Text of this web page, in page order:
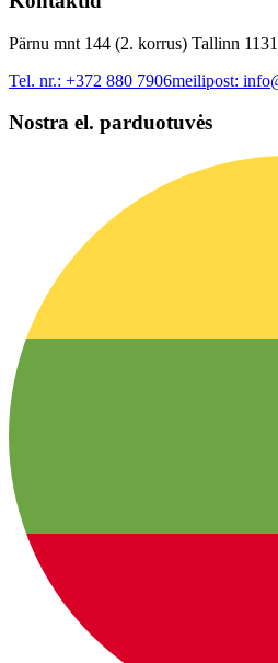
Pärnu mnt 144 (2. korrus) Tallinn
Tel. nr.: +372 880 7906meilipost:
Nostra el. parduotuvės